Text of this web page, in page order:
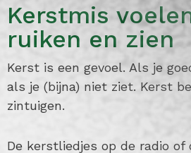
Kerstmis
ruiken en zien
Kerst is een gevoel. Als je
als je (bijna) niet ziet. Kerst
zintuigen.
De kerstliedjes op de radio of